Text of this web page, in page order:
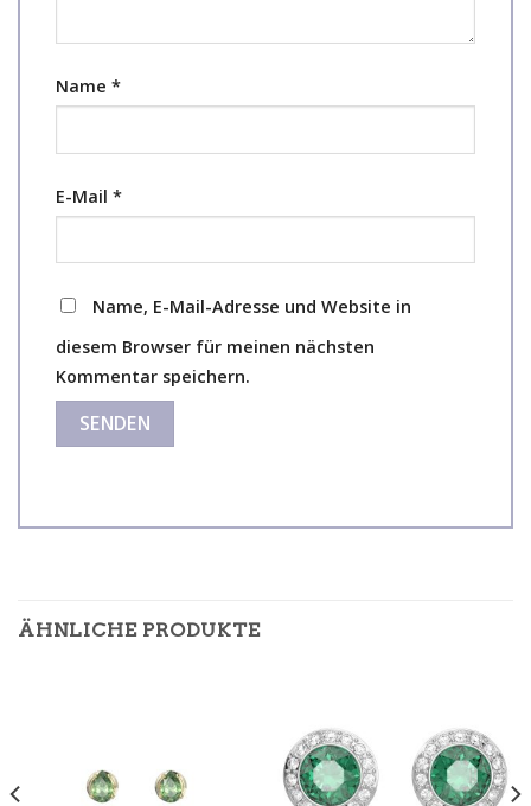
Name *
E-Mail *
Name, E-Mail-Adresse und Website in
diesem Browser für meinen nächsten
Kommentar speichern.
ÄHNLICHE PRODUKTE